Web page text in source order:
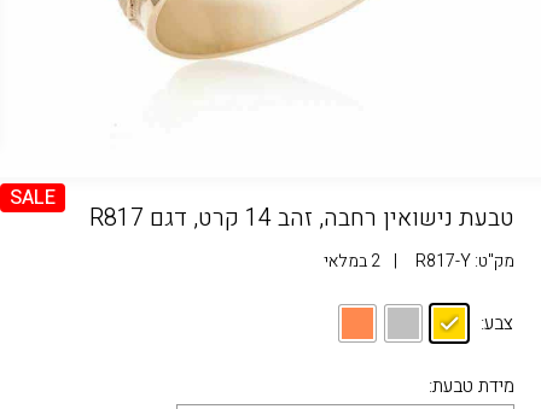
SALE
טבעת נישואין רחבה, זהב 14 קרט, דגם R817
מק"ט:R817-Y
| 2 במלאי
צבע:
מידת טבעת: